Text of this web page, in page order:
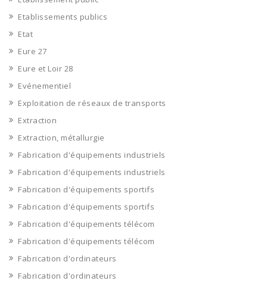
Etablissements publics
Etat
Eure 27
Eure et Loir 28
Evénementiel
Exploitation de réseaux de transports
Extraction
Extraction, métallurgie
Fabrication d'équipements industriels
Fabrication d'équipements industriels
Fabrication d'équipements sportifs
Fabrication d'équipements sportifs
Fabrication d'équipements télécom
Fabrication d'équipements télécom
Fabrication d'ordinateurs
Fabrication d'ordinateurs